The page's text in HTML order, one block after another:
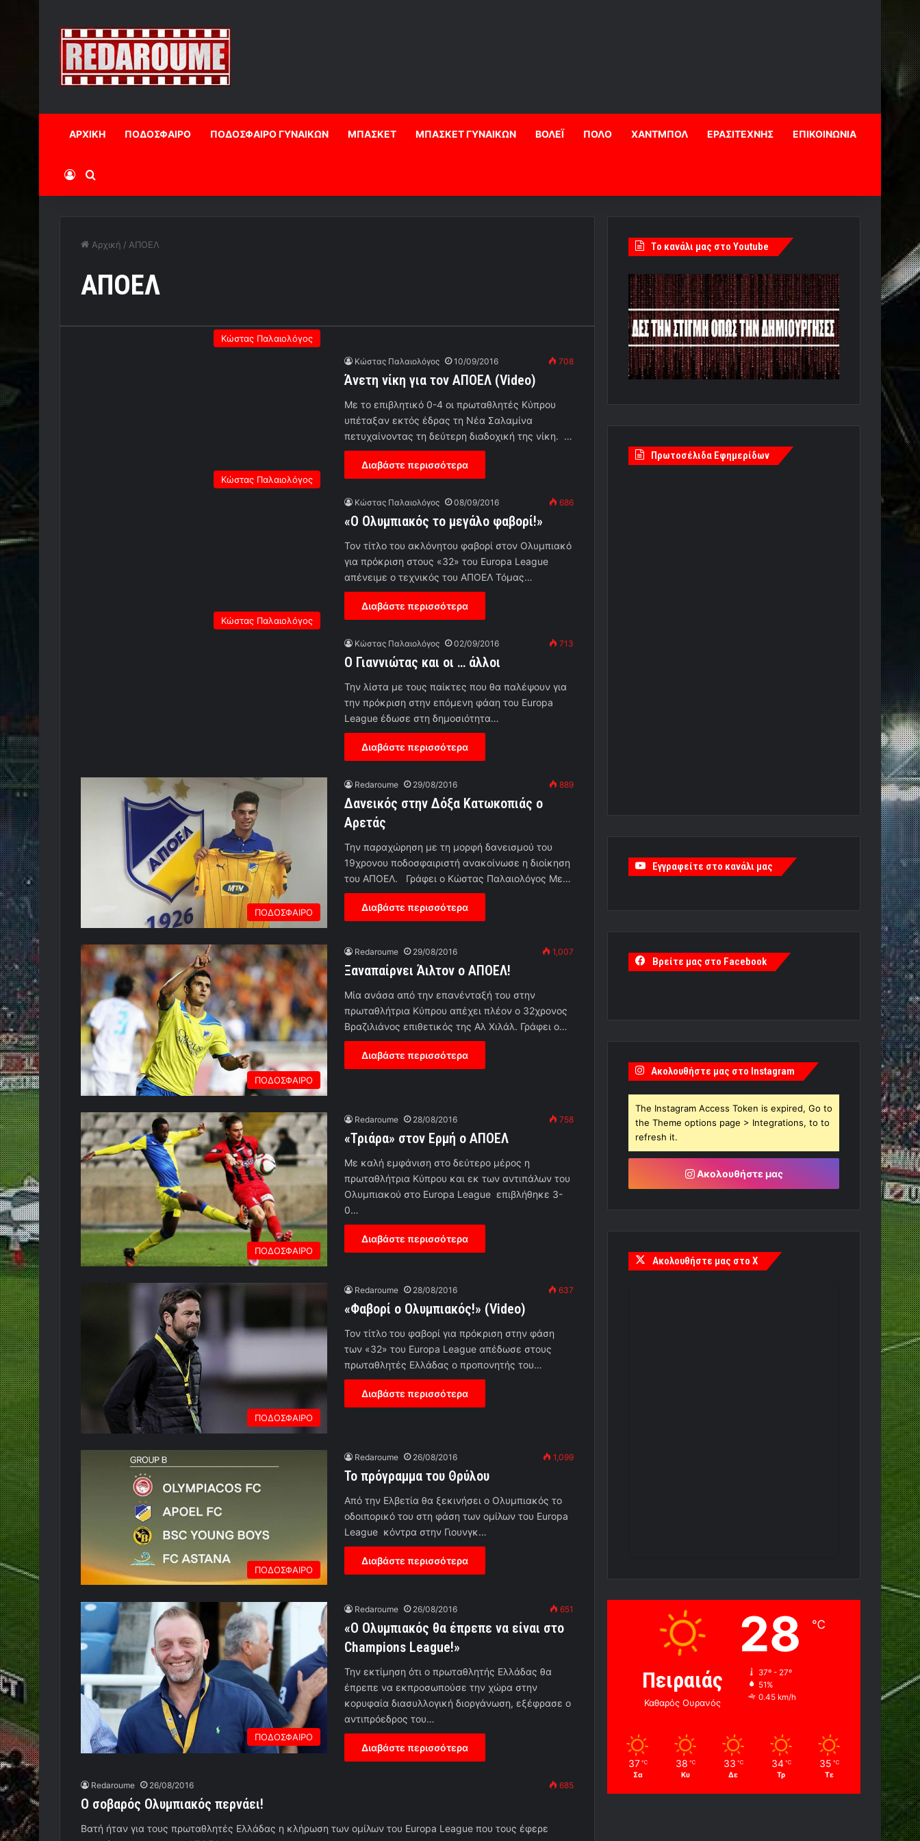
ΑΡΧΙΚΗ ΠΟΔΟΣΦΑΙΡΟ ΠΟΔΟΣΦΑΙΡΟ ΓΥΝΑΙΚΩΝ ΜΠΑΣΚΕΤ ΜΠΑΣΚΕΤ ΓΥΝΑΙΚΩΝ ΒΟΛΕΪ ΠΟΛΟ ΧΑΝΤΜΠΟΛ ΕΡΑΣΙΤΕΧΝΗΣ ΕΠΙΚΟΙΝΩΝΙΑ
Log InΑναζήτηση
Αρχική / ΑΠΟΕΛ
ΑΠΟΕΛ
Κώστας Παλαιολόγος
Κώστας Παλαιολόγος 10/09/2016 708
Άνετη νίκη για τον ΑΠΟΕΛ (Video)
Με το επιβλητικό 0-4 οι πρωταθλητές Κύπρου
υπέταξαν εκτός έδρας τη Νέα Σαλαμίνα
πετυχαίνοντας τη δεύτερη διαδοχική της νίκη. …
Διαβάστε περισσότερα
Κώστας Παλαιολόγος
Κώστας Παλαιολόγος 08/09/2016 686
«Ο Ολυμπιακός το μεγάλο φαβορί!»
Τον τίτλο του ακλόνητου φαβορί στον Ολυμπιακό
για πρόκριση στους «32» του Europa League
απένειμε ο τεχνικός του ΑΠΟΕΛ Τόμας…
Διαβάστε περισσότερα
Κώστας Παλαιολόγος
Κώστας Παλαιολόγος 02/09/2016 713
Ο Γιαννιώτας και οι … άλλοι
Την λίστα με τους παίκτες που θα παλέψουν για
την πρόκριση στην επόμενη φάαη του Europa
League έδωσε στη δημοσιότητα…
Διαβάστε περισσότερα
ΠΟΔΟΣΦΑΙΡΟ
Redaroume 29/08/2016 889
Δανεικός στην Δόξα Κατωκοπιάς ο
Αρετάς
Την παραχώρηση με τη μορφή δανεισμού του
19χρονου ποδοσφαιριστή ανακοίνωσε η διοίκηση
του ΑΠΟΕΛ. Γράφει ο Κώστας Παλαιολόγος Με…
Διαβάστε περισσότερα
ΠΟΔΟΣΦΑΙΡΟ
Redaroume 29/08/2016 1,007
Ξαναπαίρνει Άιλτον ο ΑΠΟΕΛ!
Μία ανάσα από την επανένταξή του στην
πρωταθλήτρια Κύπρου απέχει πλέον ο 32χρονος
Βραζιλιάνος επιθετικός της Αλ Χιλάλ. Γράφει ο…
Διαβάστε περισσότερα
ΠΟΔΟΣΦΑΙΡΟ
Redaroume 28/08/2016 758
«Τριάρα» στον Ερμή ο ΑΠΟΕΛ
Με καλή εμφάνιση στο δεύτερο μέρος η
πρωταθλήτρια Κύπρου και εκ των αντιπάλων του
Ολυμπιακού στο Europa League επιβλήθηκε 3-
0…
Διαβάστε περισσότερα
ΠΟΔΟΣΦΑΙΡΟ
Redaroume 28/08/2016 637
«Φαβορί ο Ολυμπιακός!» (Video)
Τον τίτλο του φαβορί για πρόκριση στην φάση
των «32» του Europa League απέδωσε στους
πρωταθλητές Ελλάδας ο προπονητής του…
Διαβάστε περισσότερα
ΠΟΔΟΣΦΑΙΡΟ
Redaroume 26/08/2016 1,099
Το πρόγραμμα του Θρύλου
Από την Ελβετία θα ξεκινήσει ο Ολυμπιακός το
οδοιπορικό του στη φάση των ομίλων του Europa
League κόντρα στην Γιουνγκ…
Διαβάστε περισσότερα
ΠΟΔΟΣΦΑΙΡΟ
Redaroume 26/08/2016 651
«Ο Ολυμπιακός θα έπρεπε να είναι στο
Champions League!»
Την εκτίμηση ότι ο πρωταθλητής Ελλάδας θα
έπρεπε να εκπροσωπούσε την χώρα στην
κορυφαία διασυλλογική διοργάνωση, εξέφρασε ο
αντιπρόεδρος του…
Διαβάστε περισσότερα
Redaroume 26/08/2016 685
Ο σοβαρός Ολυμπιακός περνάει!
Βατή ήταν για τους πρωταθλητές Ελλάδας η κλήρωση των ομίλων του Europa League που τους έφερε
Tο κανάλι μας στο Youtube
Πρωτοσέλιδα Εφημερίδων
Εγγραφείτε στο κανάλι μας
Βρείτε μας στο Facebook
Ακολουθήστε μας στο Instagram
The Instagram Access Token is expired, Go to
the Theme options page > Integrations, to to
refresh it.
Ακολουθήστε μας
Ακολουθήστε μας στο X
Πειραιάς
Καθαρός Ουρανός
28 ℃
37º - 27º
51%
0.45 km/h
37 ℃
Σα
38 ℃
Κυ
33 ℃
Δε
34 ℃
Τρ
35 ℃
Τε